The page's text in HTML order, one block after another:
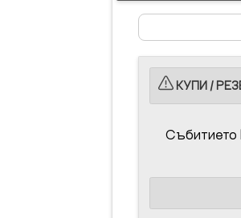
КУПИ /
Събитието